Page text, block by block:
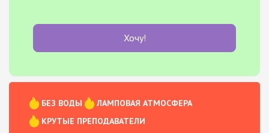
Хочу!
БЕЗ ВОДЫ
ЛАМПОВАЯ АТМОСФЕРА
КРУТЫЕ ПРЕПОДАВАТЕЛИ